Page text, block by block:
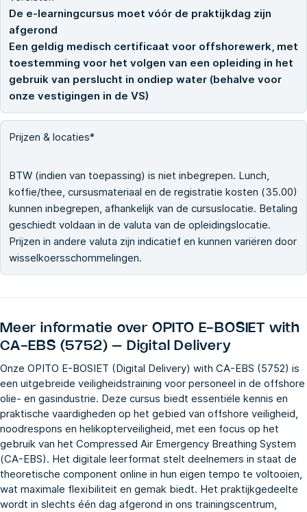
De e-learningcursus moet vóór de praktijkdag zijn
afgerond
Een geldig medisch certificaat voor offshorewerk, met
toestemming voor het volgen van een opleiding in het
gebruik van perslucht in ondiep water (behalve voor
onze vestigingen in de VS)
Prijzen & locaties*
BTW (indien van toepassing) is niet inbegrepen. Lunch,
koffie/thee, cursusmateriaal en de registratie kosten (35.00)
kunnen inbegrepen, afhankelijk van de cursuslocatie. Betaling
geschiedt voldaan in de valuta van de opleidingslocatie.
Prijzen in andere valuta zijn indicatief en kunnen variëren door
wisselkoersschommelingen.
Meer informatie over OPITO E-BOSIET with
CA-EBS (5752) – Digital Delivery
Onze OPITO E-BOSIET (Digital Delivery) with CA-EBS (5752) is
een uitgebreide veiligheidstraining voor personeel in de offshore
olie- en gasindustrie. Deze cursus biedt essentiële kennis en
praktische vaardigheden op het gebied van offshore veiligheid,
noodrespons en helikopterveiligheid, met een focus op het
gebruik van het Compressed Air Emergency Breathing System
(CA-EBS). Het digitale leerformat stelt deelnemers in staat de
theoretische component online in hun eigen tempo te voltooien,
wat maximale flexibiliteit en gemak biedt. Het praktijkgedeelte
wordt in slechts één dag afgerond in ons trainingscentrum,